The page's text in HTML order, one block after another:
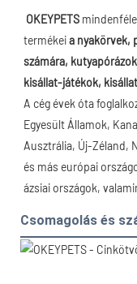
OKEYPETS
termékei a nyakörvek,
számára,
kisállat-játékok,
A cég évek óta
Egyesült Államok,
Ausztrália, Új-Zéland,
és más európai
ázsiai országok,
Csomagolás és